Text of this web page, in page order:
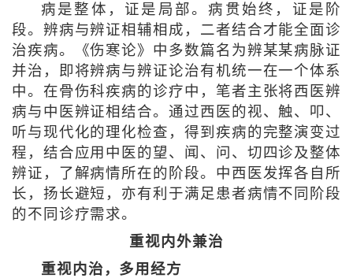
病是整体，证是局部。病贯始终，证是阶
段。辨病与辨证相辅相成，二者结合才能全面诊
治疾病。《伤寒论》中多数篇名为辨某某病脉证
并治，即将辨病与辨证论治有机统一在一个体系
中。在骨伤科疾病的诊疗中，笔者主张将西医辨
病与中医辨证相结合。通过西医的视、触、叩、
听与现代化的理化检查，得到疾病的完整演变过
程，结合应用中医的望、闻、问、切四诊及整体
辨证，了解病情所在的阶段。中西医发挥各自所
长，扬长避短，亦有利于满足患者病情不同阶段
的不同诊疗需求。
重视内外兼治
重视内治，多用经方